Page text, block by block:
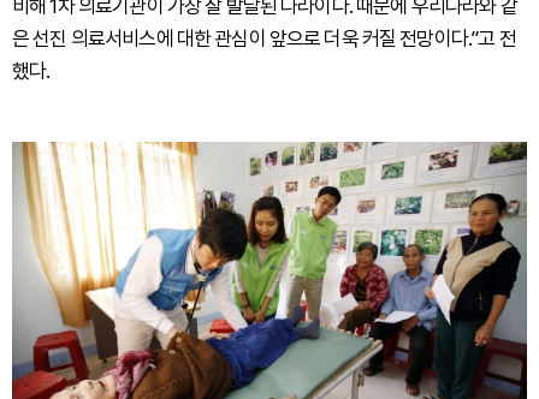
비해 1차 의료기관이 가장 잘 발달된 나라이다. 때문에 우리나라와 같
은 선진 의료서비스에 대한 관심이 앞으로 더욱 커질 전망이다.”고 전
했다.